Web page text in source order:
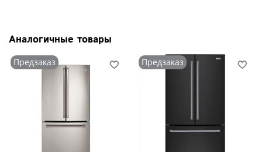
Аналогичные товары
Предзаказ Предзаказ